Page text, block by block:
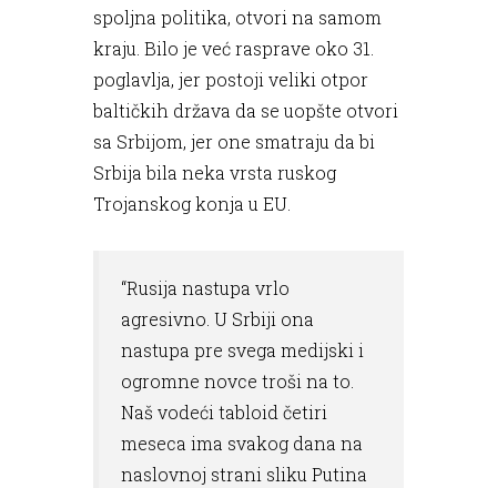
spoljna politika, otvori na samom
kraju. Bilo je već rasprave oko 31.
poglavlja, jer postoji veliki otpor
baltičkih država da se uopšte otvori
sa Srbijom, jer one smatraju da bi
Srbija bila neka vrsta ruskog
Trojanskog konja u EU.
“Rusija nastupa vrlo
agresivno. U Srbiji ona
nastupa pre svega medijski i
ogromne novce troši na to.
Naš vodeći tabloid četiri
meseca ima svakog dana na
naslovnoj strani sliku Putina